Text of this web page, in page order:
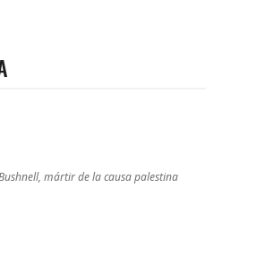
mártir de la causa palestina